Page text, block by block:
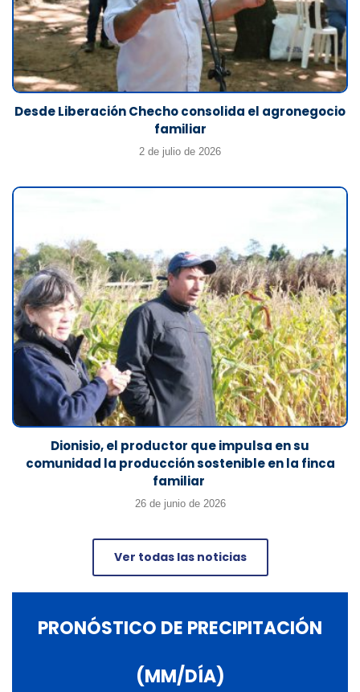
Desde Liberación Checho consolida el agronegocio
familiar
2 de julio de 2026
Dionisio, el productor que impulsa en su
comunidad la producción sostenible en la finca
familiar
26 de junio de 2026
Ver todas las noticias
PRONÓSTICO DE PRECIPITACIÓN
(MM/DÍA)